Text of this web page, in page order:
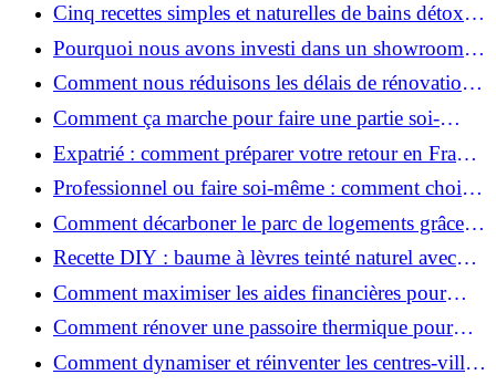
Cinq recettes simples et naturelles de bains détox
maison
Pourquoi nous avons investi dans un showroom-
atelier et ce que cela apporte aux clients
Comment nous réduisons les délais de rénovation à
3 mois au lieu de 6?
Comment ça marche pour faire une partie soi-
même et nous confier le reste ?
Expatrié : comment préparer votre retour en France
et rénover votre bien à distance ?
Professionnel ou faire soi-même : comment choisir
pour votre rénovation ?
Comment décarboner le parc de logements grâce à
la rénovation énergétique ?
Recette DIY : baume à lèvres teinté naturel avec
SPF
Comment maximiser les aides financières pour
votre rénovation ?
Comment rénover une passoire thermique pour
une maison durable ?
Comment dynamiser et réinventer les centres-villes